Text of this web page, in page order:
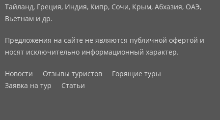
Тайланд, Греция, Индия, Кипр, Сочи, Крым, Абхазия, ОАЭ,
Вьетнам и др.
Предложения на сайте не являются публичной офертой и
носят исключительно информационный характер.
Новости Отзывы туристов
Горящие туры
Заявка на тур
Статьи